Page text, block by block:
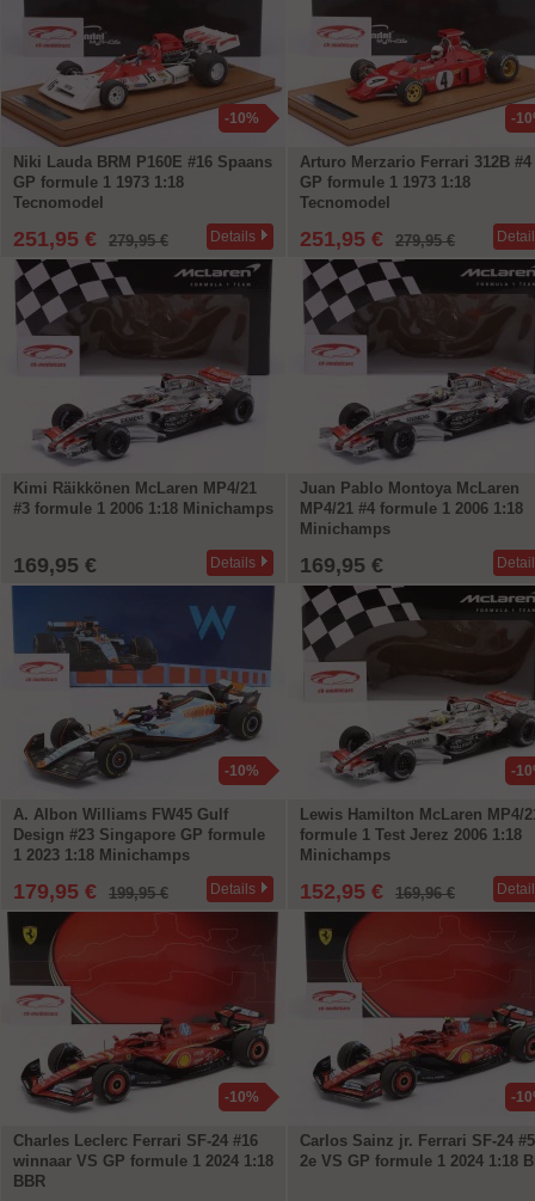
-10%
Niki Lauda BRM P160E #16 Spaans
GP formule 1 1973 1:18
Tecnomodel
251,95 € 279,95 € Details
-
Arturo Merzario Ferrari 312B #4
GP formule 1 1973 1:18
Tecnomodel
251,95 € 279,95 €
Kimi Räikkönen McLaren MP4/21
#3 formule 1 2006 1:18 Minichamps
169,95 € Details
Juan Pablo Montoya McLaren
MP4/21 #4 formule 1 2006 1:18
Minichamps
169,95 €
-10%
A. Albon Williams FW45 Gulf
Design #23 Singapore GP formule
1 2023 1:18 Minichamps
179,95 € 199,95 € Details
-
Lewis Hamilton McLaren MP4/
formule 1 Test Jerez 2006 1:18
Minichamps
152,95 € 169,96 €
-10%
Charles Leclerc Ferrari SF-24 #16
winnaar VS GP formule 1 2024 1:18
BBR
-
Carlos Sainz jr. Ferrari SF-24
2e VS GP formule 1 2024 1:18